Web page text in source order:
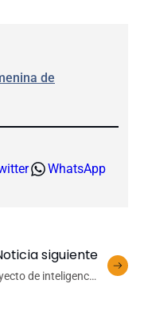
de
WhatsApp
siguiente
de inteligencia